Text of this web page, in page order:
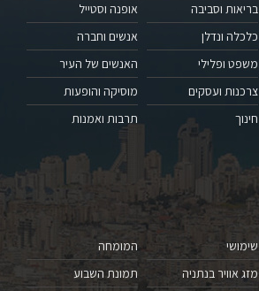
בריאות וסביבה
כלכלה ונדלן
משפט ופלילי
צרכנות ועסקים
חינוך
אופנה וסטייל
אנשים וחברה
האנשים של העיר
מוסיקה והופעות
תרבות ואמנות
שימושי
מזג אוויר בנתניה
המומחה
תמונת השבוע